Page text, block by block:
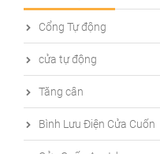
Cổng Tự động
cửa tự động
Tăng cân
Bình Lưu Điện Cửa Cuốn